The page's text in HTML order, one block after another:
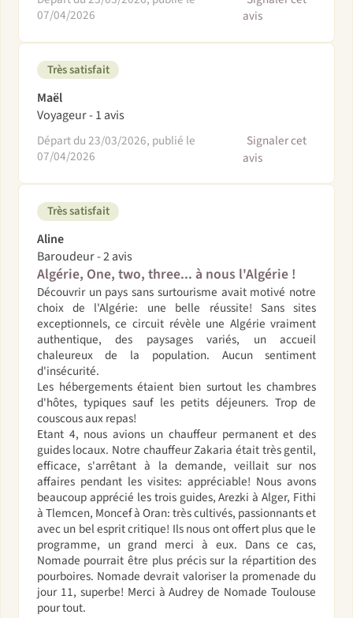
07/04/2026
avis
Très satisfait
Maël
Voyageur - 1 avis
Départ du 23/03/2026, publié le
07/04/2026
Signaler cet
avis
Très satisfait
Aline
Baroudeur - 2 avis
Algérie, One, two, three... à nous l'Algérie !
Découvrir un pays sans surtourisme avait motivé notre
choix de l'Algérie: une belle réussite! Sans sites
exceptionnels, ce circuit révèle une Algérie vraiment
authentique, des paysages variés, un accueil
chaleureux de la population. Aucun sentiment
d'insécurité.
Les hébergements étaient bien surtout les chambres
d'hôtes, typiques sauf les petits déjeuners. Trop de
couscous aux repas!
Etant 4, nous avions un chauffeur permanent et des
guides locaux. Notre chauffeur Zakaria était très gentil,
efficace, s'arrêtant à la demande, veillait sur nos
affaires pendant les visites: appréciable! Nous avons
beaucoup apprécié les trois guides, Arezki à Alger, Fithi
à Tlemcen, Moncef à Oran: très cultivés, passionnants et
avec un bel esprit critique! Ils nous ont offert plus que le
programme, un grand merci à eux. Dans ce cas,
Nomade pourrait être plus précis sur la répartition des
pourboires. Nomade devrait valoriser la promenade du
jour 11, superbe! Merci à Audrey de Nomade Toulouse
pour tout.